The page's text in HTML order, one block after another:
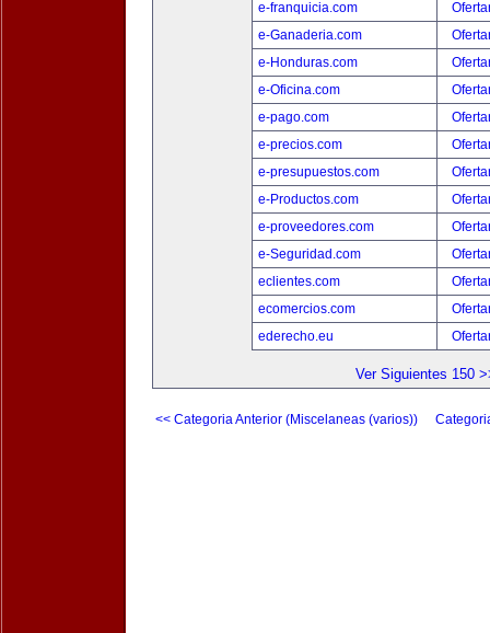
e-franquicia.com
e-Ganaderia.com
e-Honduras.com
e-Oficina.com
e-pago.com
e-precios.com
e-presupuestos.com
e-Productos.com
e-proveedores.com
e-Seguridad.com
eclientes.com
ecomercios.com
ederecho.eu
Ver Siguientes 150
<< Categoria Anterior (Miscelaneas (varios))